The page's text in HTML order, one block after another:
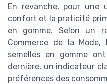
En revanche, pour une
confort et la praticité
en gomme. Selon un
Commerce de la
semelles en gomme
dernière, un indicateur
préférences des